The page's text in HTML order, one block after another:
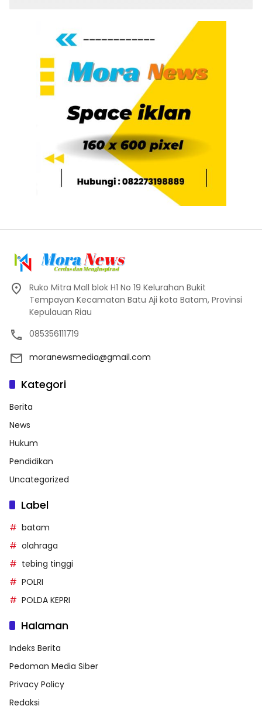
Ruko Mitra Mall blok H1 No 19 Kelurahan Bukit
Tempayan Kecamatan Batu Aji kota Batam, Provinsi
Kepulauan Riau
085356111719
moranewsmedia@gmail.com
Kategori
Berita
News
Hukum
Pendidikan
Uncategorized
Label
batam
olahraga
tebing tinggi
POLRI
POLDA KEPRI
Halaman
Indeks Berita
Pedoman Media Siber
Privacy Policy
Redaksi